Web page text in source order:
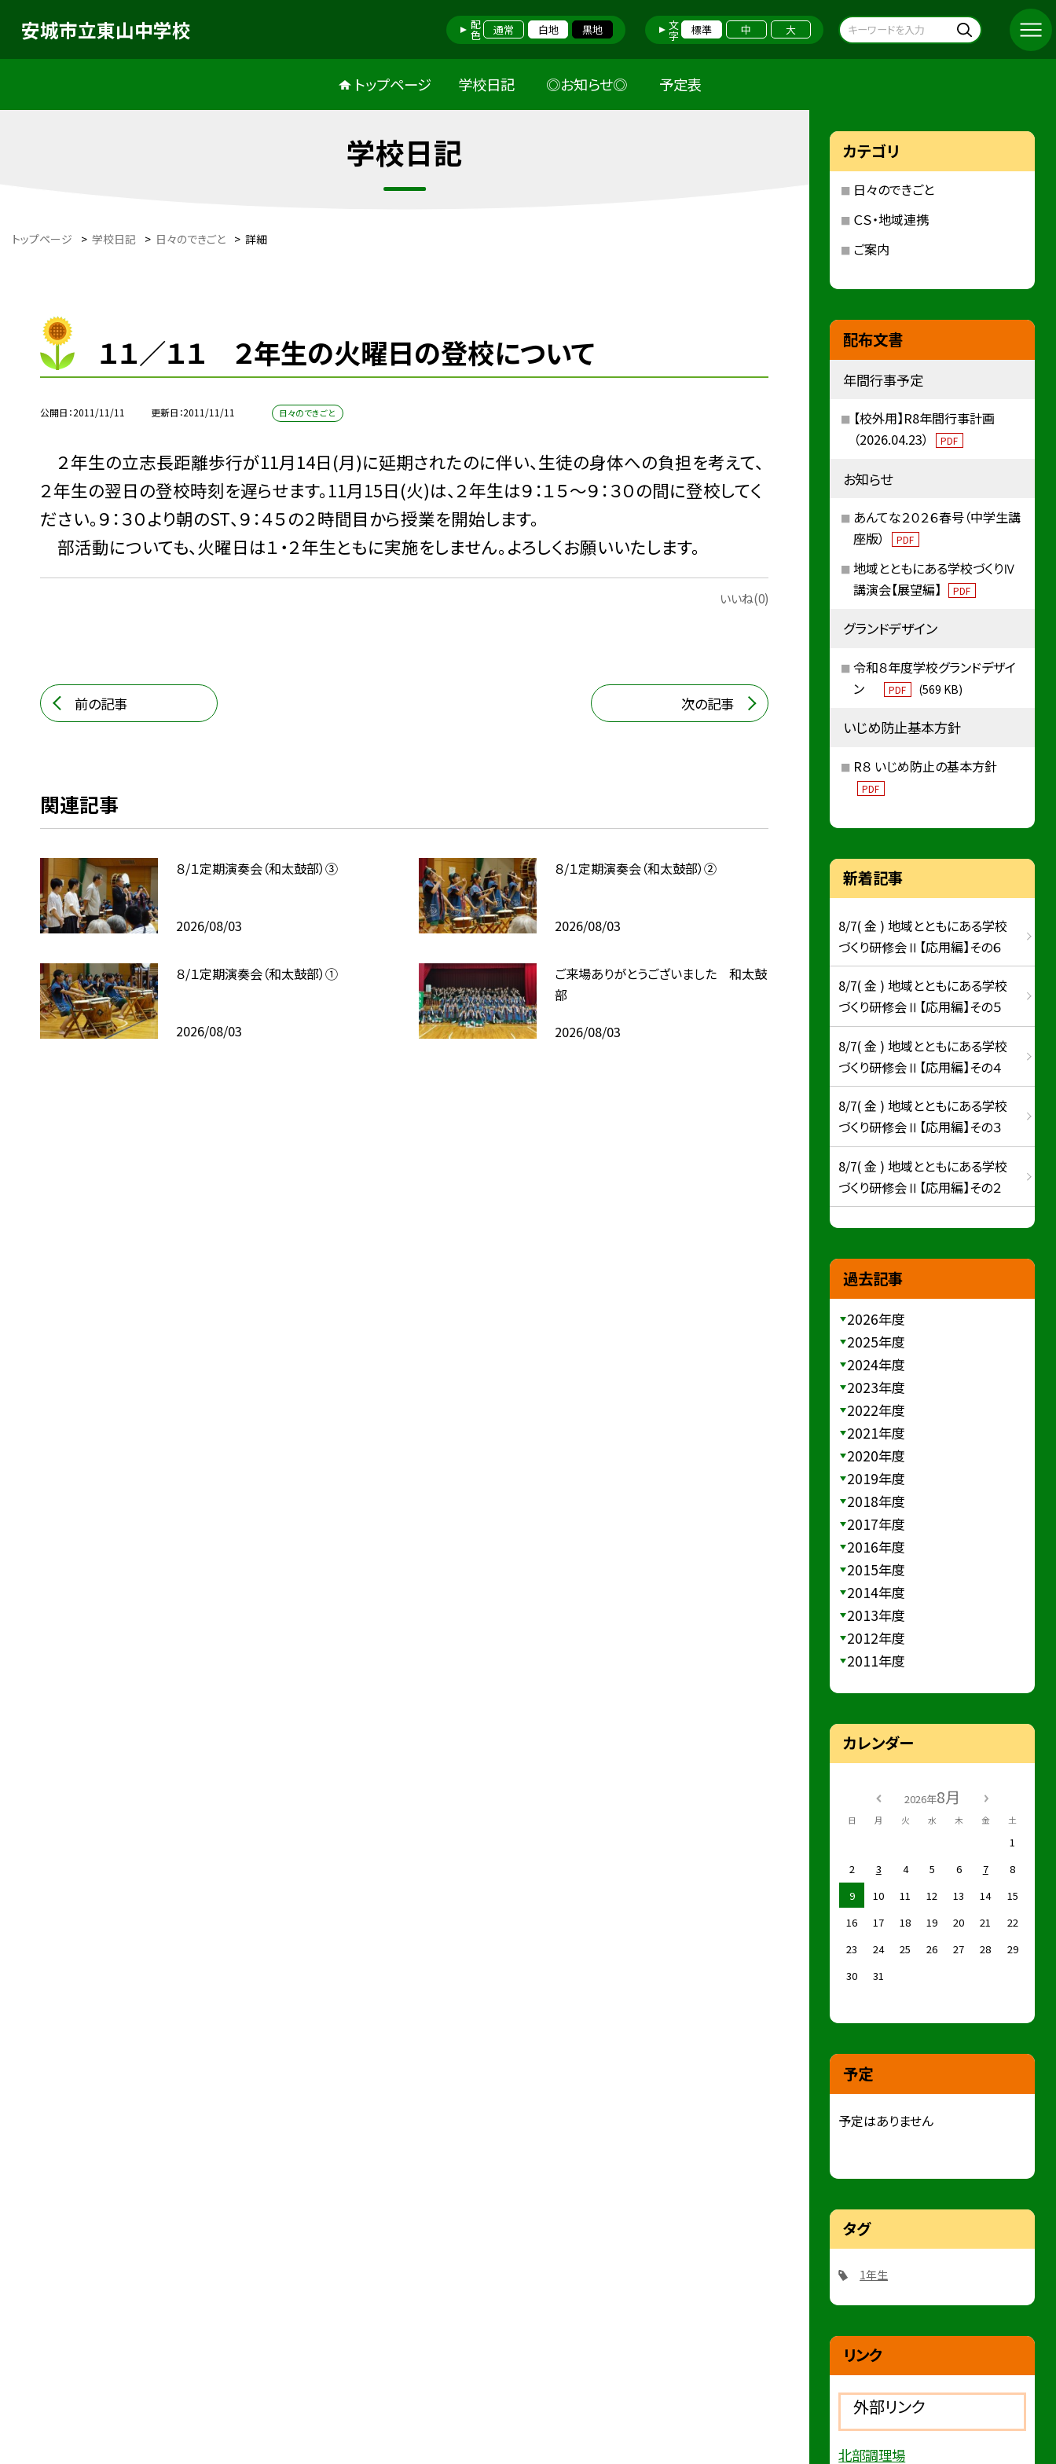
安城市立東山中学校 配色 通常 白地 黒地 文字 標準 中 大
トップページ 学校日記 ◎お知らせ◎ 予定表
学校日記
トップページ > 学校日記 > 日々のできごと > 詳細
１１／１１ ２年生の火曜日の登校について
公開日 2011/11/11 更新日 2011/11/11 日々のできごと
２年生の立志長距離歩行が11月14日(月)に延期されたのに伴い、生徒の身体への負担を考えて、
２年生の翌日の登校時刻を遅らせます。11月15日(火)は、２年生は９：１５〜９：３０の間に登校してく
ださい。９：３０より朝のST、９：４５の２時間目から授業を開始します。
部活動についても、火曜日は１・２年生ともに実施をしません。よろしくお願いいたします。
いいね(0)
前の記事 次の記事
関連記事
８/１定期演奏会（和太鼓部）③
2026/08/03
８/１定期演奏会（和太鼓部）②
2026/08/03
８/１定期演奏会（和太鼓部）①
2026/08/03
ご来場ありがとうございました 和太鼓
部
2026/08/03
カテゴリ
日々のできごと
ＣＳ・地域連携
ご案内
配布文書
年間行事予定
【校外用】R8年間行事計画
（2026.04.23）
PDF
お知らせ
あんてな２０２６春号（中学生講
座版）
PDF
地域とともにある学校づくりⅣ
講演会【展望編】
PDF
グランドデザイン
令和８年度学校グランドデザイ
ン
PDF (569 KB)
いじめ防止基本方針
R８ いじめ防止の基本方針
PDF
新着記事
8/7( 金 ) 地域とともにある学校
づくり研修会Ⅱ【応用編】その６
8/7( 金 ) 地域とともにある学校
づくり研修会Ⅱ【応用編】その５
8/7( 金 ) 地域とともにある学校
づくり研修会Ⅱ【応用編】その４
8/7( 金 ) 地域とともにある学校
づくり研修会Ⅱ【応用編】その３
8/7( 金 ) 地域とともにある学校
づくり研修会Ⅱ【応用編】その２
過去記事
2026年度
2025年度
2024年度
2023年度
2022年度
2021年度
2020年度
2019年度
2018年度
2017年度
2016年度
2015年度
2014年度
2013年度
2012年度
2011年度
カレンダー
2026年8月
日 月 火 水 木 金 土
1
2
3 4 5 6 7
8
9
10 11 12 13 14
15
16
17 18 19 20 21
22
23
24 25 26 27 28
29
30
31
予定
予定はありません
タグ
1年生
リンク
外部リンク
北部調理場